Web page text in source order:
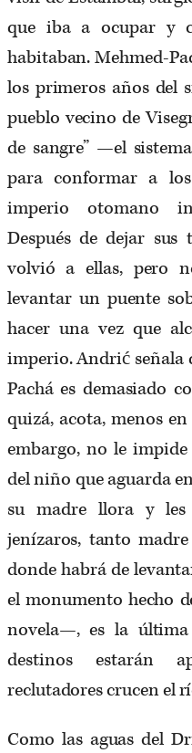
que iba a ocupar y
habitaban. Mehmed-
los primeros años del
pueblo vecino de
de sangre” —el
para conformar a
imperio otomano
Después de dejar
volvió a ellas, pero
levantar un puente
hacer una vez que
imperio. Andrić señala
Pachá es demasiado
quizá, acota, menos
embargo, no le
del niño que aguarda
su madre llora y
jenízaros, tanto
donde habrá de
el monumento hecho
novela—, es la
destinos estarán
reclutadores crucen el
Como las aguas del